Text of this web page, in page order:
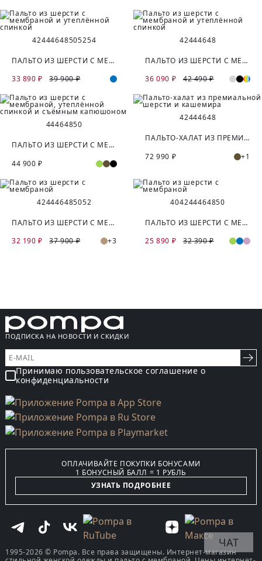
42444648505254
ПАЛЬТО ИЗ ШЕРСТИ С МЕМБРАНОЙ И УТЕПЛЁННОЙ СПИНКОЙ
33 890 ₽
39 900 ₽
42444648
ПАЛЬТО ИЗ ШЕРСТИ С МЕМБРАНОЙ И УТЕПЛЁННОЙ СПИНКОЙ
36 090 ₽
42 490 ₽
44464850
ПАЛЬТО ИЗ ШЕРСТИ С МЕМБРАНОЙ, УТЕПЛЁННОЙ СПИНКОЙ И СЪЁМНЫМ КАПЮШОНОМ
44 900 ₽
42444648
ПАЛЬТО-ХАЛАТ ИЗ ПРЕМИАЛЬНОЙ ШЕРСТИ И КАШЕМИРА
72 990 ₽
+1
424446485052
ПАЛЬТО ИЗ ШЕРСТИ С МЕМБРАНОЙ
32 190 ₽
37 900 ₽ +3
404244464850
ПАЛЬТО ИЗ ШЕРСТИ С МЕМБРАНОЙ
25 890 ₽
32 390 ₽
ПОДПИСКА НА НОВОСТИ И СКИДКИ
Принимаю пользовательское соглашение о
конфиденциальности
ОПЛАЧИВАЙТЕ ПОКУПКИ БОНУСАМИ
1 БОНУСНЫЙ БАЛЛ = 1 РУБЛЬ
УЗНАТЬ ПОДРОБНЕЕ
1995-2026 © Pompa. Все права защищены. Интернет-магазин
ЧАТ